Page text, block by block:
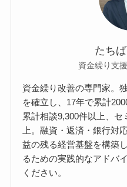
たち
資金繰り支
資金繰り改善の専門家。
を確立し、17年で累計
累計相談9,300件以上、セ
上。融資・返済・銀行対
益の残る経営基盤を構築
るための実践的なアドバ
ください。